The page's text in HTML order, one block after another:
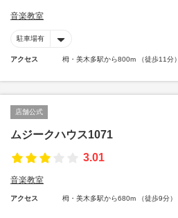
音楽教室
駐車場有
アクセス 栂・美木多駅から800m （徒歩11分）
店舗公式
ムジークハウス1071
3.01
音楽教室
アクセス 栂・美木多駅から680m （徒歩9分）